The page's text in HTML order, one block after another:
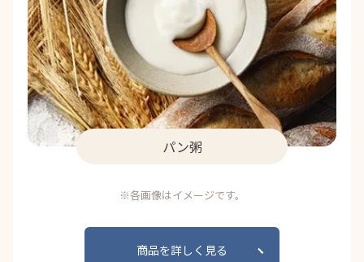
パン粥
※各画像はイメージです。
商品を詳しく見る